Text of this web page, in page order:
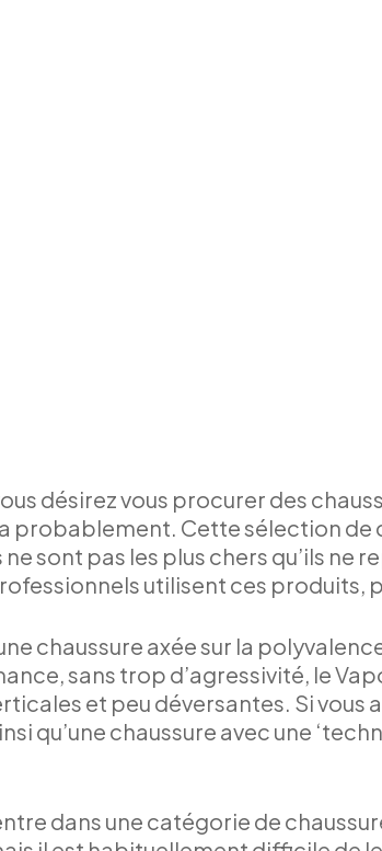
désirez vous procurer des
probablement. Cette sélection de
ne sont pas les plus chers qu’ils
utilisent ces produits,
chaussure axée sur la
sans trop d’agressivité, le
et peu déversantes. Si vous
qu’une chaussure avec une
dans une catégorie de